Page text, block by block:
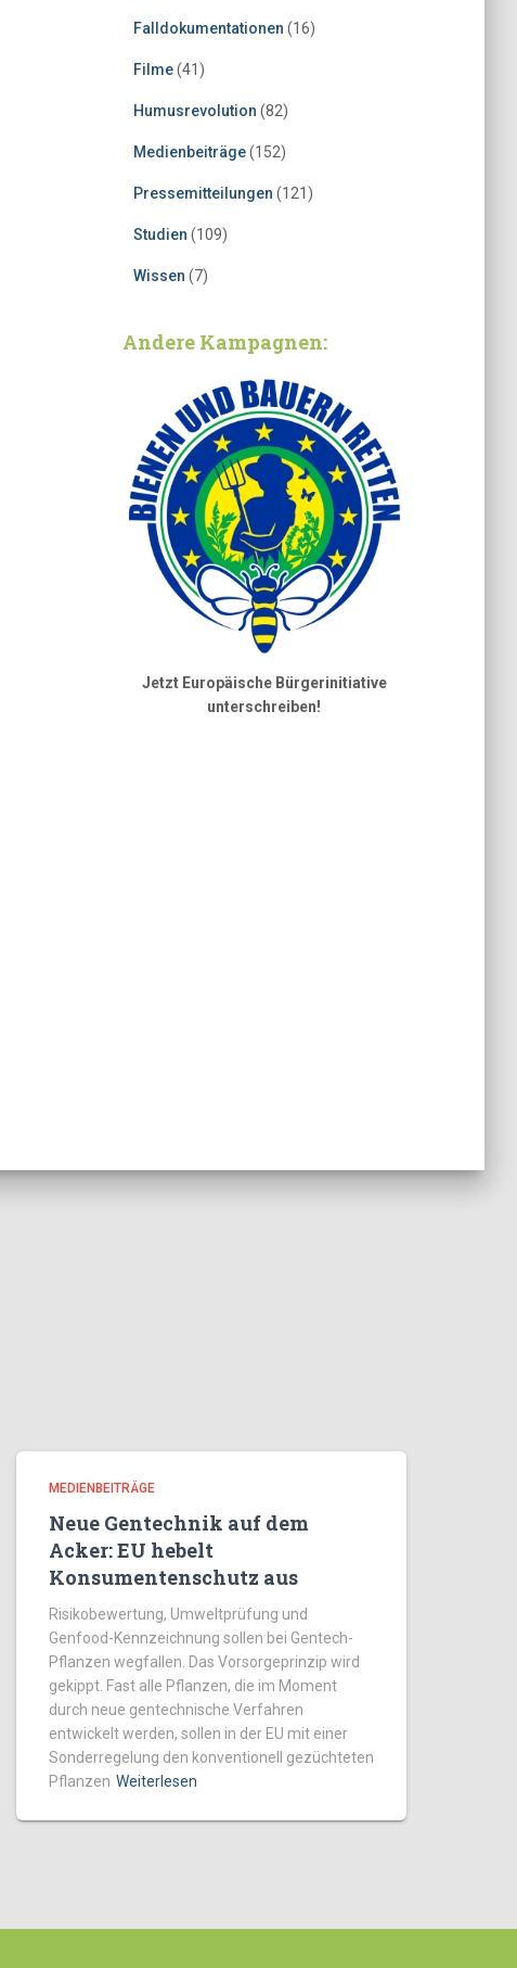
Falldokumentationen (16)
Filme(41)
Humusrevolution (82)
Medienbeiträge(152)
Pressemitteilungen (121)
Studien (109)
Wissen (7)
Andere Kampagnen:
Jetzt Europäische Bürgerinitiative
unterschreiben!
MEDIENBEITRÄGE
Neue Gentechnik auf dem
Acker: EU hebelt
Konsumentenschutz aus
Risikobewertung, Umweltprüfung und
Genfood-Kennzeichnung sollen bei Gentech-
Pflanzen wegfallen. Das Vorsorgeprinzip wird
gekippt. Fast alle Pflanzen, die im Moment
durch neue gentechnische Verfahren
entwickelt werden, sollen in der EU mit einer
Sonderregelung den konventionell gezüchteten
Pflanzen Weiterlesen